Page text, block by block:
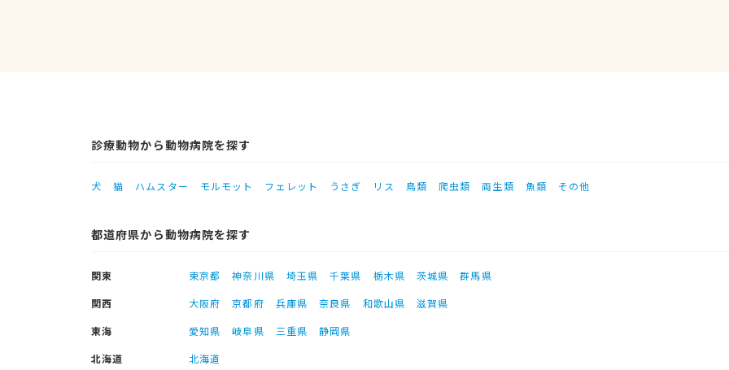
診療動物から動物病院を探す
犬 猫 ハムスター モルモット フェレット うさぎ リス 鳥類 爬虫類 両生類 魚類 その他
都道府県から動物病院を探す
関東 東京都 神奈川県 埼玉県 千葉県 栃木県 茨城県
群馬県
関西
大阪府 京都府 兵庫県 奈良県 和歌山県
滋賀県
東海
愛知県 岐阜県 三重県
静岡県
北海道
北海道